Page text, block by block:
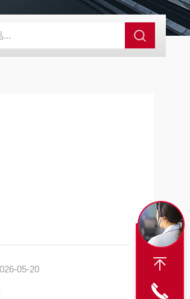
量空调帐篷测量仪 E3Z-BOMRON放大器
05-20